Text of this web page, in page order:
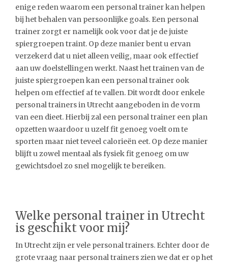
enige reden waarom een personal trainer kan helpen
bij het behalen van persoonlijke goals. Een personal
trainer zorgt er namelijk ook voor dat je de juiste
spiergroepen traint. Op deze manier bent u ervan
verzekerd dat u niet alleen veilig, maar ook effectief
aan uw doelstellingen werkt. Naast het trainen van de
juiste spiergroepen kan een personal trainer ook
helpen om effectief af te vallen. Dit wordt door enkele
personal trainers in Utrecht aangeboden in de vorm
van een dieet. Hierbij zal een personal trainer een plan
opzetten waardoor u uzelf fit genoeg voelt om te
sporten maar niet teveel calorieën eet. Op deze manier
blijft u zowel mentaal als fysiek fit genoeg om uw
gewichtsdoel zo snel mogelijk te bereiken.
Welke personal trainer in Utrecht
is geschikt voor mij?
In Utrecht zijn er vele personal trainers. Echter door de
grote vraag naar personal trainers zien we dat er op het